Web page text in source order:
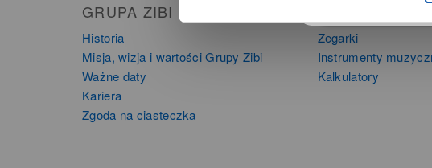
GRUPA ZIBI
Historia
Misja, wizja i wartości Grupy Zibi
Ważne daty
Kariera
Zgoda na ciasteczka
Zegarki
Instrumenty
Kalkulatory